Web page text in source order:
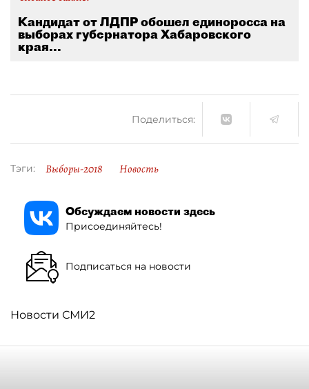
Кандидат от ЛДПР обошел единоросса на
выборах губернатора Хабаровского
края...
Поделиться:
Тэги: Выборы-2018 Новость
Обсуждаем новости здесь
Присоединяйтесь!
Подписаться на новости
Новости СМИ2